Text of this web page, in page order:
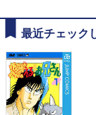
最近チェック